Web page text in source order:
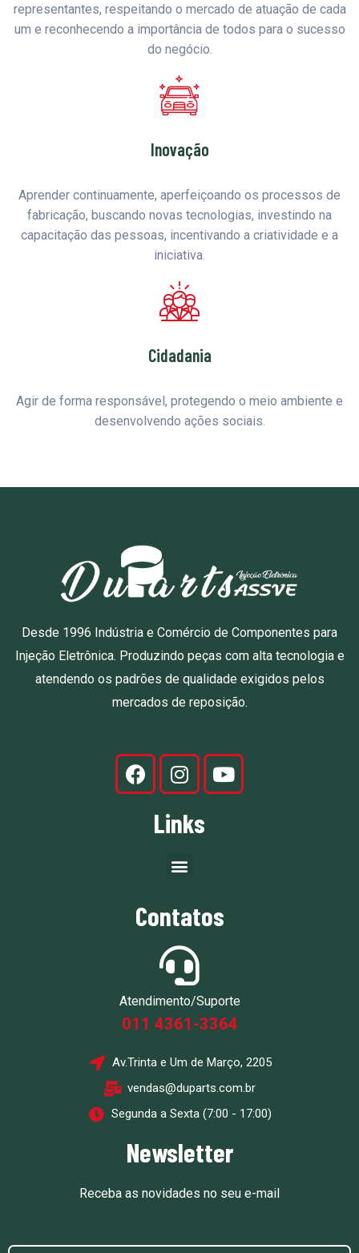
representantes, respeitando o mercado de atuação de cada
um e reconhecendo a importância de todos para o sucesso
do negócio.
Inovação
Aprender continuamente, aperfeiçoando os processos de
fabricação, buscando novas tecnologias, investindo na
capacitação das pessoas, incentivando a criatividade e a
iniciativa.
Cidadania
Agir de forma responsável, protegendo o meio ambiente e
desenvolvendo ações sociais.
Desde 1996 Indústria e Comércio de Componentes para
Injeção Eletrônica. Produzindo peças com alta tecnologia e
atendendo os padrões de qualidade exigidos pelos
mercados de reposição.
Links
Contatos
Atendimento/Suporte
011 4361-3364
Av.Trinta e Um de Março, 2205
vendas@duparts.com.br
Segunda a Sexta (7:00 - 17:00)
Newsletter
Receba as novidades no seu e-mail